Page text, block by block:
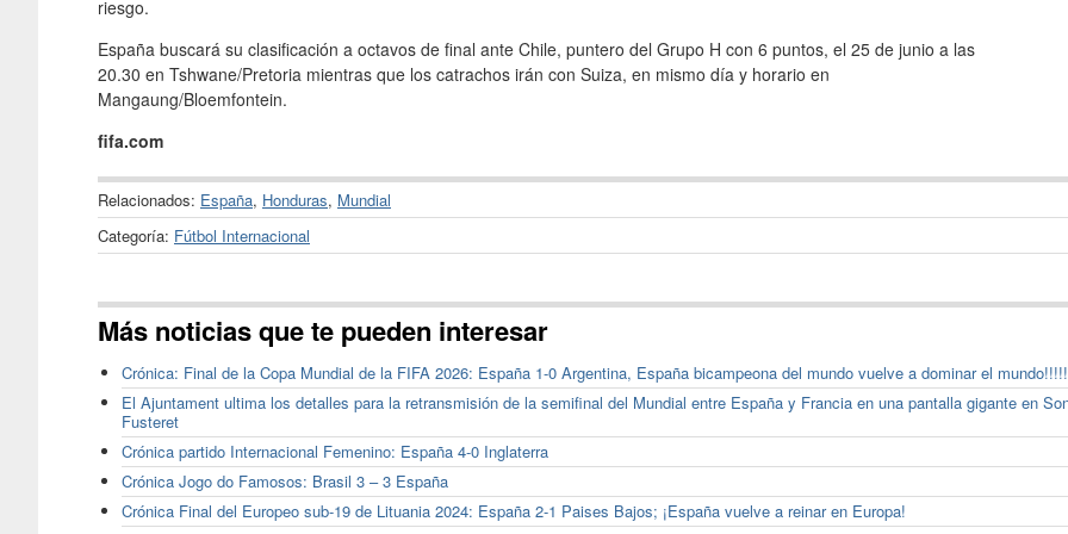
riesgo.
España buscará su clasificación a octavos de final ante Chile, puntero del Grupo H con 6 puntos, el 25 de junio a las
20.30 en Tshwane/Pretoria mientras que los catrachos irán con Suiza, en mismo día y horario en
Mangaung/Bloemfontein.
fifa.com
Relacionados: España, Honduras, Mundial
Categoría: Fútbol Internacional
Más noticias que te pueden interesar
Crónica: Final de la Copa Mundial de la FIFA 2026: España 1-0 Argentina, España bicampeona del mundo vuelve a dominar el
El Ajuntament ultima los detalles para la retransmisión de la semifinal del Mundial entre España y Francia en una pantalla gigante en
Fusteret
Crónica partido Internacional Femenino: España 4-0 Inglaterra
Crónica Jogo do Famosos: Brasil 3 – 3 España
Crónica Final del Europeo sub-19 de Lituania 2024: España 2-1 Paises Bajos; ¡España vuelve a reinar en Europa!